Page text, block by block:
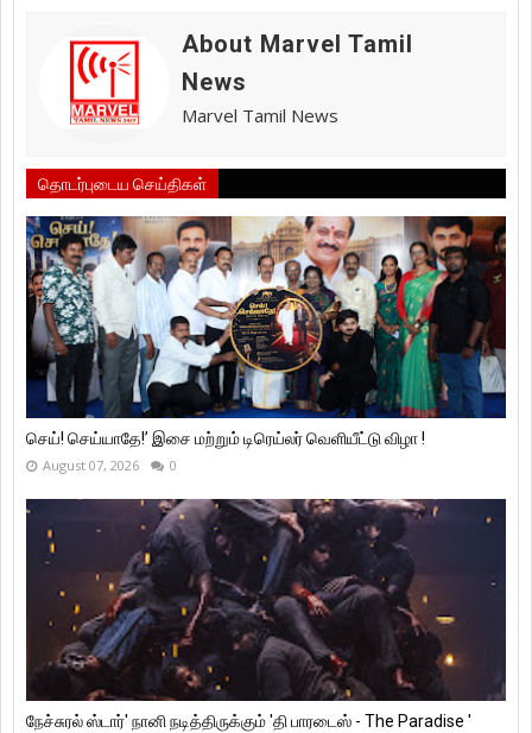
About Marvel Tamil
News
Marvel Tamil News
தொடர்புடைய செய்திகள்
செய்! செய்யாதே!’ இசை மற்றும் டிரெய்லர் வெளியீட்டு விழா !
August 07, 2026 0
நேச்சுரல் ஸ்டார்' நானி நடித்திருக்கும் 'தி பாரடைஸ் - The Paradise '